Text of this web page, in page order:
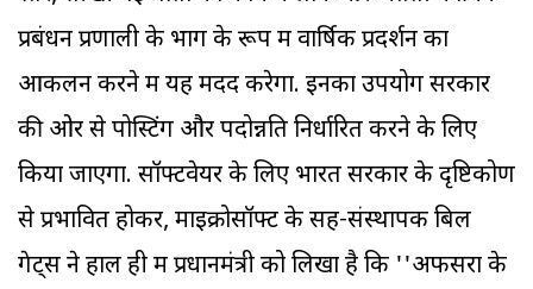
प्रबंधन प्रणाली के भाग के रूप में वार्षिक प्रदर्शन का
आकलन करने में यह मदद करेगा. इनका उपयोग सरकार
की ओर से पोस्टिंग और पदोन्नति निर्धारित करने के लिए
किया जाएगा. सॉफ्टवेयर के लिए भारत सरकार के दृष्टिकोण
से प्रभावित होकर, माइक्रोसॉफ्ट के सह-संस्थापक बिल
गेट्स ने हाल ही में प्रधानमंत्री को लिखा है कि ''अफसरों के